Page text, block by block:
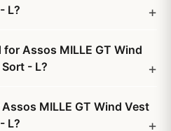
L?
Assos MILLE GT Wind
- L?
MILLE GT Wind Vest
L?